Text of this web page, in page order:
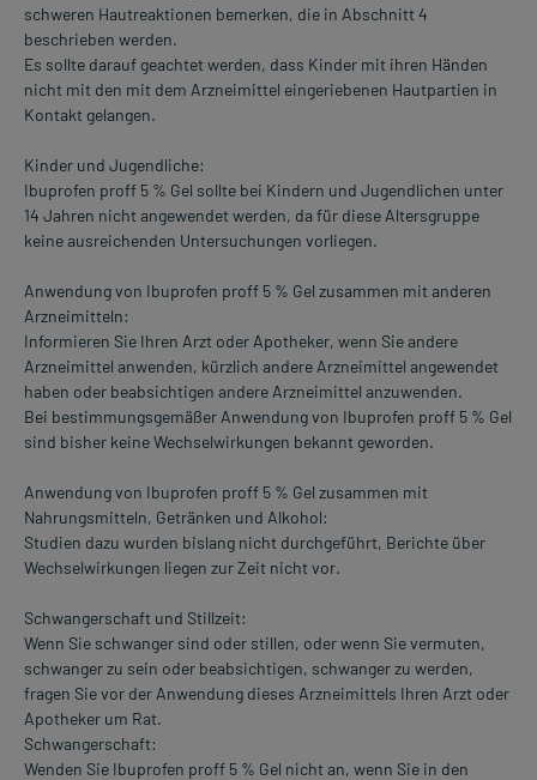
schweren Hautreaktionen bemerken, die in Abschnitt 4
beschrieben werden.
Es sollte darauf geachtet werden, dass Kinder mit ihren Händen
nicht mit den mit dem Arzneimittel eingeriebenen Hautpartien in
Kontakt gelangen.
Kinder und Jugendliche:
Ibuprofen proff 5 % Gel sollte bei Kindern und Jugendlichen unter
14 Jahren nicht angewendet werden, da für diese Altersgruppe
keine ausreichenden Untersuchungen vorliegen.
Anwendung von Ibuprofen proff 5 % Gel zusammen mit anderen
Arzneimitteln:
Informieren Sie Ihren Arzt oder Apotheker, wenn Sie andere
Arzneimittel anwenden, kürzlich andere Arzneimittel angewendet
haben oder beabsichtigen andere Arzneimittel anzuwenden.
Bei bestimmungsgemäßer Anwendung von Ibuprofen proff 5 % Gel
sind bisher keine Wechselwirkungen bekannt geworden.
Anwendung von Ibuprofen proff 5 % Gel zusammen mit
Nahrungsmitteln, Getränken und Alkohol:
Studien dazu wurden bislang nicht durchgeführt, Berichte über
Wechselwirkungen liegen zur Zeit nicht vor.
Schwangerschaft und Stillzeit:
Wenn Sie schwanger sind oder stillen, oder wenn Sie vermuten,
schwanger zu sein oder beabsichtigen, schwanger zu werden,
fragen Sie vor der Anwendung dieses Arzneimittels Ihren Arzt oder
Apotheker um Rat.
Schwangerschaft:
Wenden Sie Ibuprofen proff 5 % Gel nicht an, wenn Sie in den